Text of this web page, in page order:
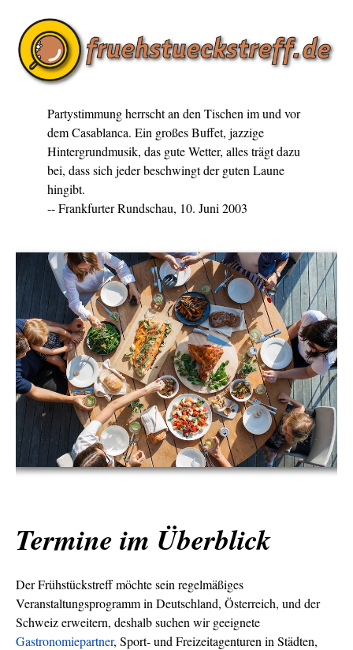
Partystimmung herrscht an den Tischen im und vor
dem Casablanca. Ein großes Buffet, jazzige
Hintergrundmusik, das gute Wetter, alles trägt dazu
bei, dass sich jeder beschwingt der guten Laune
hingibt.
-- Frankfurter Rundschau, 10. Juni 2003
Termine im Überblick
Der Frühstückstreff möchte sein regelmäßiges
Veranstaltungsprogramm in Deutschland, Österreich, und der
Schweiz erweitern, deshalb suchen wir geeignete
Gastronomiepartner, Sport- und Freizeitagenturen in Städten,